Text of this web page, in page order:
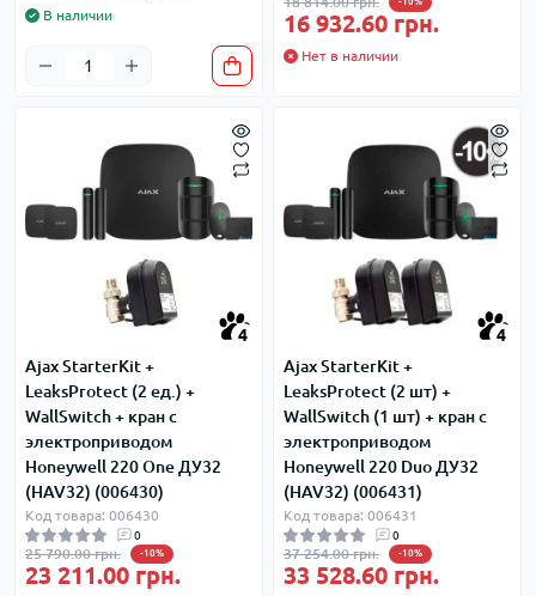
В наличии 16 932.60 грн.
Нет в наличии
4
Ajax StarterKit +
LeaksProtect (2 ед.) +
WallSwitch + кран с
электроприводом
Honeywell 220 One ДУ32
(HAV32) (006430)
Код товара: 006430
0
25 790.00 грн. -10%
23 211.00 грн.
4
Ajax StarterKit +
LeaksProtect (2 шт) +
WallSwitch (1 шт) + кран с
электроприводом
Honeywell 220 Duo ДУ32
(HAV32) (006431)
Код товара: 006431
0
37 254.00 грн. -10%
33 528.60 грн.